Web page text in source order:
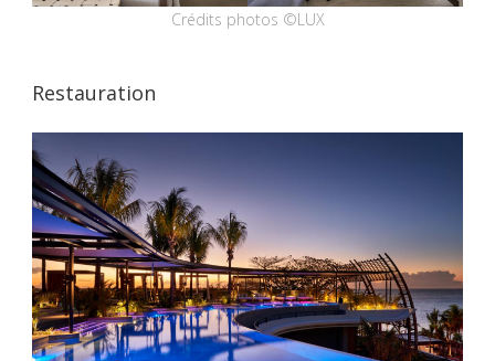
Crédits photos ©LUX
Restauration